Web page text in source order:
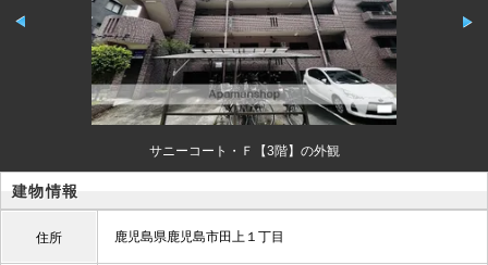
サニーコート・Ｆ【3階】の外観
建物情報
住所 鹿児島県鹿児島市田上１丁目